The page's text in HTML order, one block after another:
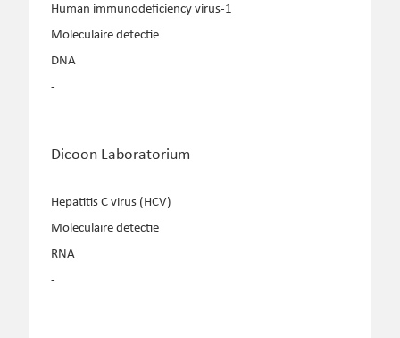
Human immunodeficiency virus-1
Moleculaire detectie
DNA
-
Dicoon Laboratorium
Hepatitis C virus (HCV)
Moleculaire detectie
RNA
-